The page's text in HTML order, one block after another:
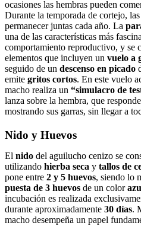
ocasiones las hembras pueden
Durante la temporada de cortejo, las
permanecer juntas cada año. La
una de las características más
comportamiento reproductivo, y se
elementos que incluyen un vuelo a
seguido de un descenso en picado
emite gritos cortos. En este vuelo
macho realiza un “simulacro de
lanza sobre la hembra, que
mostrando sus garras, sin llegar a
Nido y Huevos
El nido del aguilucho cenizo se
utilizando hierba seca y tallos de
pone entre 2 y 5 huevos, siendo lo
puesta de 3 huevos de un color
incubación es realizada
durante aproximadamente 30 días.
macho desempeña un papel